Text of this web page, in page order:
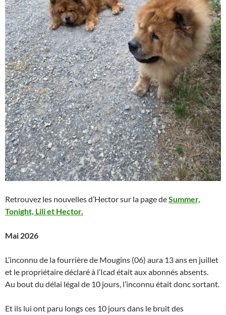
Retrouvez les nouvelles d’Hector sur la page deSummer,
Tonight, Lili et Hector.
Mai 2026
L’inconnu de la fourrière de Mougins (06) aura 13 ans en juillet
et le propriétaire déclaré à l’Icad était aux abonnés absents.
Au bout du délai légal de 10 jours, l’inconnu était donc sortant.
Et ils lui ont paru longs ces 10 jours dans le bruit des